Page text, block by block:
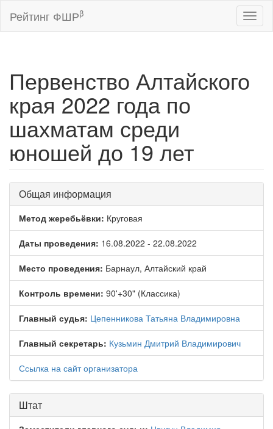
Рейтинг ФШРβ
Первенство Алтайского
края 2022 года по
шахматам среди
юношей до 19 лет
Общая информация
Метод жеребьёвки: Круговая
Даты проведения: 16.08.2022 - 22.08.2022
Место проведения: Барнаул, Алтайский край
Контроль времени: 90'+30" (Классика)
Главный судья: Цепенникова Татьяна Владимировна
Главный секретарь: Кузьмин Дмитрий Владимирович
Ссылка на сайт организатора
Штат